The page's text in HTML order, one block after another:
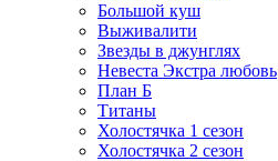
Большой куш
Выживалити
Звезды в джунглях
Невеста Экстра любовь
План Б
Титаны
Холостячка 1 сезон
Холостячка 2 сезон